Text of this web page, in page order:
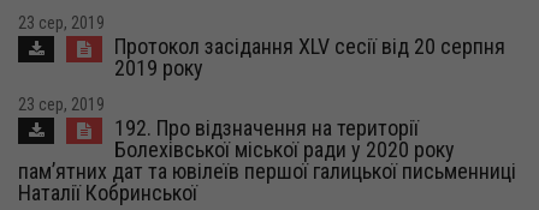
23 сер, 2019
Протокол засідання XLV сесії від 20 серпня
2019 року
23 сер, 2019
192. Про відзначення на території
Болехівської міської ради у 2020 року
пам’ятних дат та ювілеїв першої галицької письменниці
Наталії Кобринської